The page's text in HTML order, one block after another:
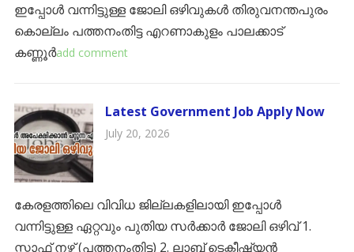
ഇപ്പോൾ വന്നിട്ടുള്ള ജോലി ഒഴിവുകൾ ​തിരുവനന്തപുരം ​
കൊല്ലം ​പത്തനംതിട്ട ​എറണാകുളം ​പാലക്കാട് ​
കണ്ണൂർadd comment
Latest Government Job Apply Now
July 20, 2026
കേരളത്തിലെ വിവിധ ജില്ലകളിലായി ഇപ്പോൾ
വന്നിട്ടുള്ള ഏറ്റവും പുതിയ സർക്കാർ ജോലി ഒഴിവ് ​1.
സ്റ്റാഫ് നഴ്സ് (പത്തനംതിട്ട) ​2. ലാബ് ടെക്നീഷ്യൻ